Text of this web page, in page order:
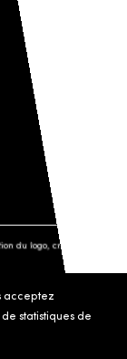
du logo, créé par
acceptez
statistiques de